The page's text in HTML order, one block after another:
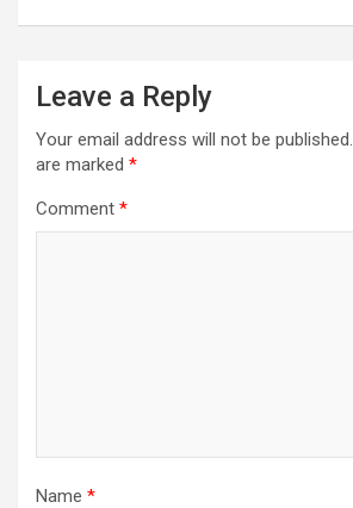
Leave a Reply
Your email address will not be published.
are marked *
Comment *
Name *